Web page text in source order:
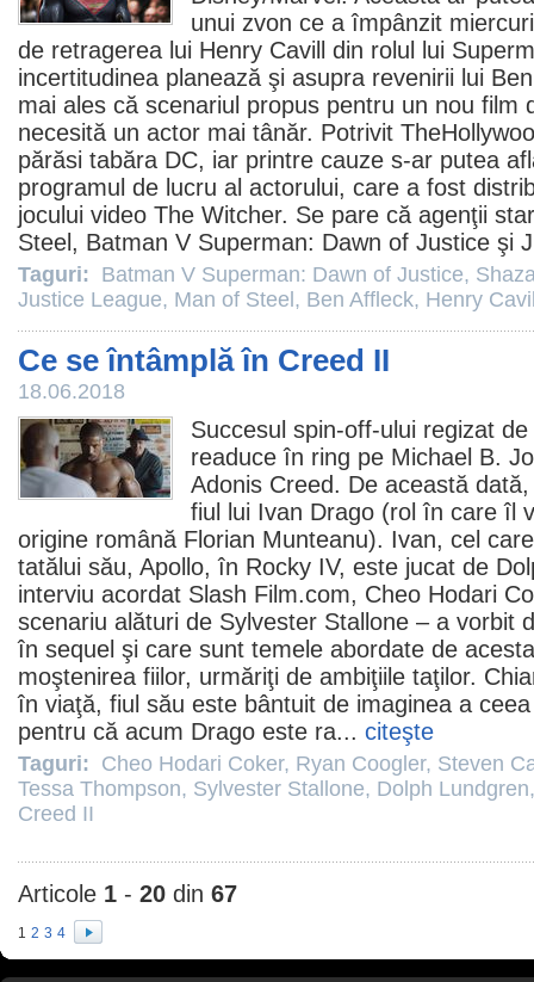
unui zvon ce a împânzit
de retragerea lui Henry Cavill
din rolul lui
incertitudinea planează şi asupra revenirii lui
mai ales că scenariul propus pentru un nou film
necesită un actor mai tânăr. Potrivit
părăsi tabăra DC, iar printre cauze s-ar putea
programul de lucru al actorului, care a fost
jocului video The Witcher. Se pare că agenţii
Steel , Batman V Superman: Dawn of Justice şi
Taguri: Batman V Superman: Dawn of Justice,
Justice League, Man of Steel , Ben Affleck, Henry
Ce se întâmplă în Creed II
18.06.2018
Succesul spin-off-ului regizat de
readuce în ring pe Michael B.
Adonis Creed. De această
fiul lui Ivan Drago (rol în care îl
origine română Florian Munteanu). Ivan, cel
tatălui său, Apollo, în Rocky IV, este jucat de
interviu acordat Slash Film.com, Cheo Hodari
scenariu alături de Sylvester Stallone – a vorbit
în sequel şi care sunt temele abordate de
moştenirea fiilor, urmăriţi de ambiţiile taţilor.
în viaţă, fiul său este bântuit de imaginea a
pentru că acum Drago este ra... citeşte
Taguri: Cheo Hodari Coker, Ryan Coogler, Steven
Tessa Thompson, Sylvester Stallone, Dolph Lundgren
Creed II
Articole 1 - 20 din 67
1 2 3 4